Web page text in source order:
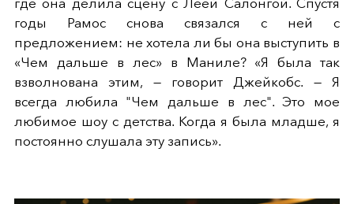
годы Рамос снова связался с ней с
предложением: не хотела ли бы она выступить в
«Чем дальше в лес» в Маниле? «Я была так
взволнована этим, — говорит Джейкобс. — Я
всегда любила "Чем дальше в лес". Это мое
любимое шоу с детства. Когда я была младше, я
постоянно слушала эту запись».